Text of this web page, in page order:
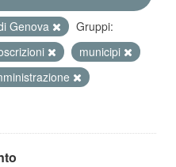
Genova
Gruppi:
municipi